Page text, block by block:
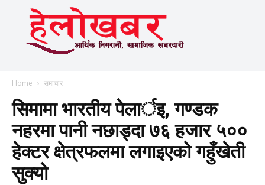
Home समाचार
सिमामा भारतीय पेलार्इ, गण्डक
नहरमा पानी नछाड्दा ७६ हजार ५००
हेक्टर क्षेत्रफलमा लगाइएको गहुँखेती
सुक्यो